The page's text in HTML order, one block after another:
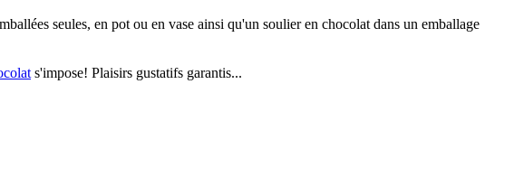
seules, en pot ou en vase ainsi qu'un soulier en chocolat dans un emballage
s'impose! Plaisirs gustatifs garantis...